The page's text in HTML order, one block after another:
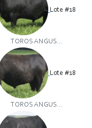
Lote #18
TOROS ANGUS...
Lote #18
TOROS ANGUS...